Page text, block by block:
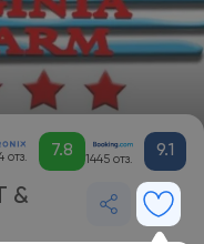
отз. 7.8 1445 отз. 9.1
&